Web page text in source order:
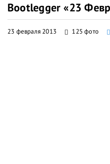
Bootlegger «23
23 февраля 2013 125 фото